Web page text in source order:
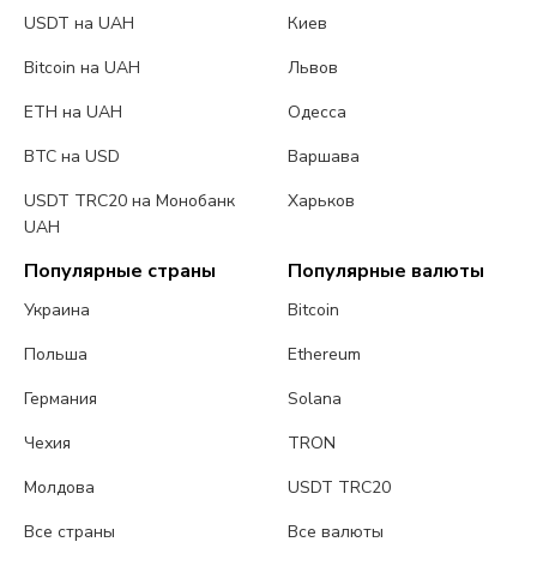
USDT на UAH
Bitcoin на UAH
ETH на UAH
BTC на USD
USDT TRC20 на Монобанк
UAH
Киев
Львов
Одесса
Варшава
Харьков
Популярные страны
Украина
Польша
Германия
Чехия
Молдова
Все страны
Популярные валюты
Bitcoin
Ethereum
Solana
TRON
USDT TRC20
Все валюты